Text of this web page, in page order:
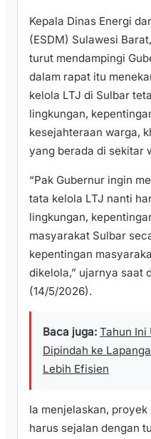
Kepala Dinas Energi
(ESDM) Sulawesi
turut mendampingi
dalam rapat itu
kelola LTJ di Sulbar
lingkungan,
kesejahteraan warga,
yang berada di sekitar
“Pak Gubernur ingin
tata kelola LTJ nanti
lingkungan,
masyarakat Sulbar
kepentingan
dikelola,” ujarnya saat
(14/5/2026).
Baca juga: Tahun Ini
Dipindah ke
Lebih Efisien
Ia menjelaskan,
harus sejalan dengan